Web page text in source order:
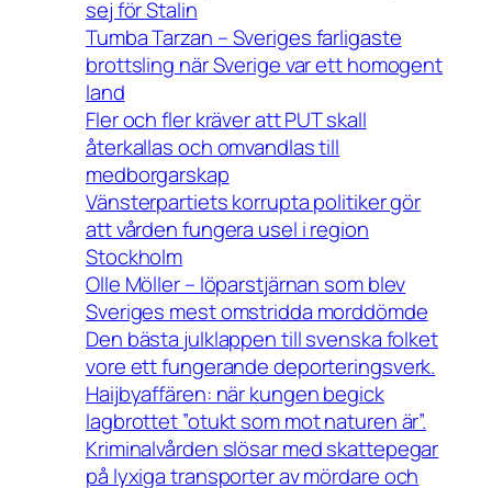
sej för Stalin
Tumba Tarzan – Sveriges farligaste
brottsling när Sverige var ett homogent
land
Fler och fler kräver att PUT skall
återkallas och omvandlas till
medborgarskap
Vänsterpartiets korrupta politiker gör
att vården fungera usel i region
Stockholm
Olle Möller – löparstjärnan som blev
Sveriges mest omstridda morddömde
Den bästa julklappen till svenska folket
vore ett fungerande deporteringsverk.
Haijbyaffären: när kungen begick
lagbrottet ”otukt som mot naturen är”.
Kriminalvården slösar med skattepegar
på lyxiga transporter av mördare och